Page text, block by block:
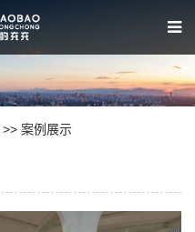
>> 案例展示